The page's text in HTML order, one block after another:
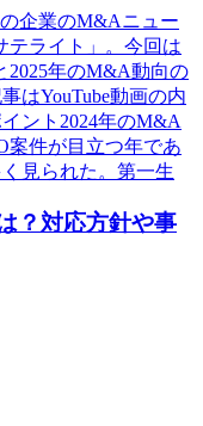
企業のM&Aニュー
テライト」。今回は
2025年のM&A動向の
はYouTube動画の内
ント2024年のM&A
案件が目立つ年であ
見られた。第一生
？対応方針や事